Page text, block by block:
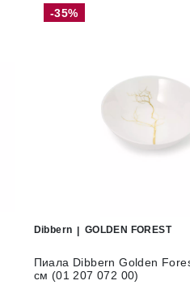
-35%
Dibbern GOLDEN FOREST
Пиала Dibbern Golden
см (01 207 072 00)